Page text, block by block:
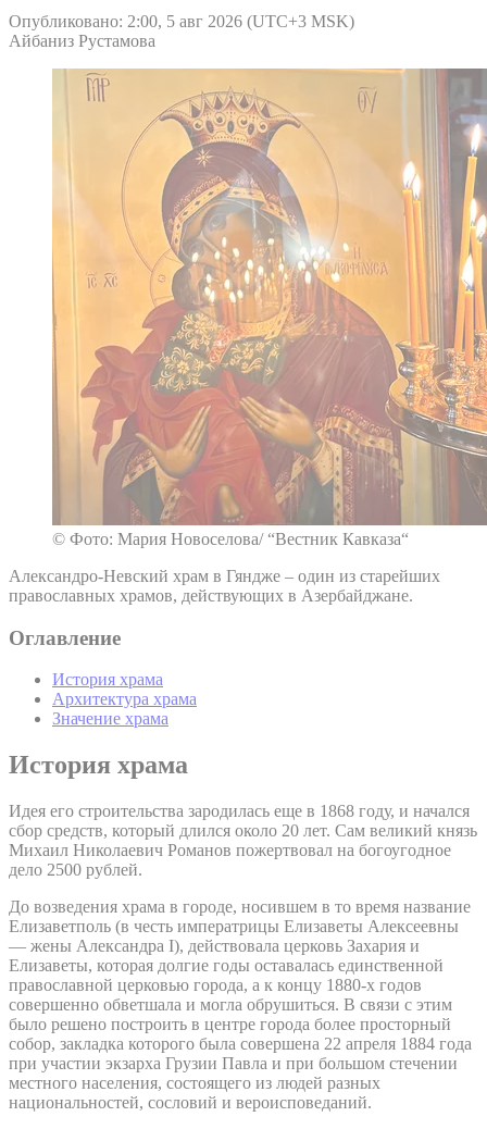
Опубликовано: 2:00, 5 авг 2026 (UTC+3 MSK)
Айбаниз Рустамова
© Фото: Мария Новоселова/ “Вестник Кавказа“
Александро-Невский храм в Гяндже – один из старейших
православных храмов, действующих в Азербайджане.
Оглавление
История храма
Архитектура храма
Значение храма
История храма
Идея его строительства зародилась еще в 1868 году, и начался
сбор средств, который длился около 20 лет. Сам великий князь
Михаил Николаевич Романов пожертвовал на богоугодное
дело 2500 рублей.
До возведения храма в городе, носившем в то время название
Елизаветполь (в честь императрицы Елизаветы Алексеевны
— жены Александра I), действовала церковь Захария и
Елизаветы, которая долгие годы оставалась единственной
православной церковью города, а к концу 1880-х годов
совершенно обветшала и могла обрушиться. В связи с этим
было решено построить в центре города более просторный
собор, закладка которого была совершена 22 апреля 1884 года
при участии экзарха Грузии Павла и при большом стечении
местного населения, состоящего из людей разных
национальностей, сословий и вероисповеданий.